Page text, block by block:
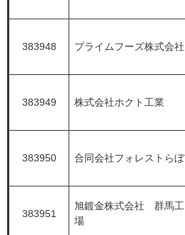
383948 プライムフーズ株式会社
383949 株式会社ホクト工業
383950 合同会社フォレストらぼ
383951
旭鍍金株式会社 群馬工
場